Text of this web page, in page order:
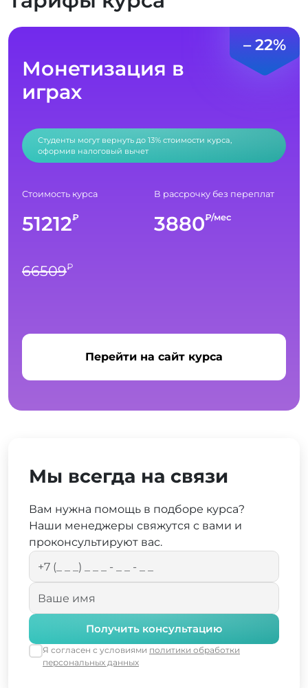
– 22%
Монетизация в
играх
Студенты могут вернуть до 13% стоимости курса,
оформив налоговый вычет
Стоимость курса
51212₽
66509₽
В рассрочку без переплат
3880₽/мес
Перейти на сайт курса
Мы всегда на связи
Вам нужна помощь в подборе курса?
Наши менеджеры свяжутся с вами и
проконсультируют вас.
Получить консультацию
Я согласен с условиями политики обработки
персональных данных